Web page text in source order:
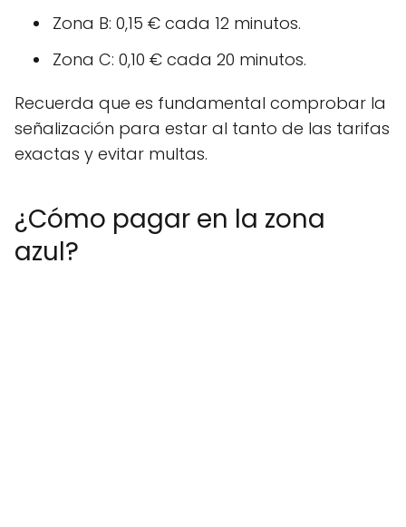
Zona B: 0,15 € cada 12 minutos.
Zona C: 0,10 € cada 20 minutos.
Recuerda que es fundamental comprobar la
señalización para estar al tanto de las tarifas
exactas y evitar multas.
¿Cómo pagar en la zona
azul?